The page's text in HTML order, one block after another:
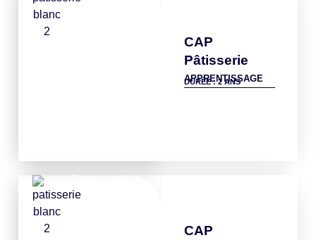
CAP
Pâtisserie
APPRENTISSAGE
DURÉE : 2 ANS
CAP